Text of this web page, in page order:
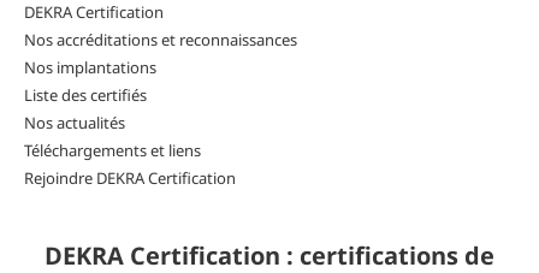
DEKRA Certification
Nos accréditations et reconnaissances
Nos implantations
Liste des certifiés
Nos actualités
Téléchargements et liens
Rejoindre DEKRA Certification
DEKRA Certification : certifications de